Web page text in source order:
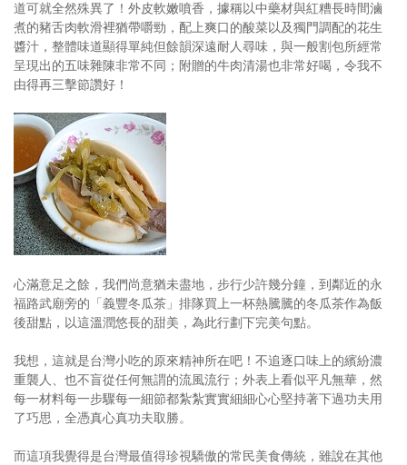
道可就全然殊異了！外皮軟嫩噴香，據稱以中藥材與紅糟長時間滷
煮的豬舌肉軟滑裡猶帶嚼勁，配上爽口的酸菜以及獨門調配的花生
醬汁，整體味道顯得單純但餘韻深遠耐人尋味，與一般割包所經常
呈現出的五味雜陳非常不同；附贈的牛肉清湯也非常好喝，令我不
由得再三擊節讚好！
心滿意足之餘，我們尚意猶未盡地，步行少許幾分鐘，到鄰近的永
福路武廟旁的「義豐冬瓜茶」排隊買上一杯熱騰騰的冬瓜茶作為飯
後甜點，以這溫潤悠長的甜美，為此行劃下完美句點。
我想，這就是台灣小吃的原來精神所在吧！不追逐口味上的繽紛濃
重襲人、也不盲從任何無謂的流風流行；外表上看似平凡無華，然
每一材料每一步驟每一細節都紮紮實實細細心心堅持著下過功夫用
了巧思，全憑真心真功夫取勝。
而這項我覺得是台灣最值得珍視驕傲的常民美食傳統，雖說在其他